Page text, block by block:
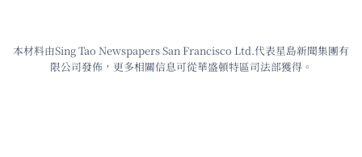
本材料由Sing Tao Newspapers San Francisco Ltd.代表星島新聞集團有
限公司發佈，更多相關信息可從華盛頓特區司法部獲得。